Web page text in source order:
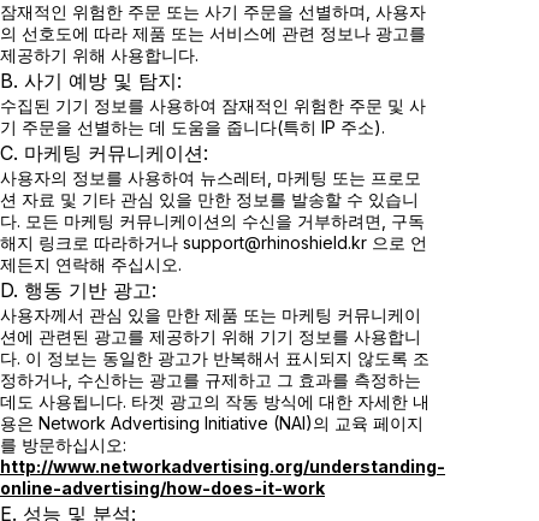
잠재적인 위험한 주문 또는 사기 주문을 선별하며, 사용자
의 선호도에 따라 제품 또는 서비스에 관련 정보나 광고를
제공하기 위해 사용합니다.
B. 사기 예방 및 탐지:
수집된 기기 정보를 사용하여 잠재적인 위험한 주문 및 사
기 주문을 선별하는 데 도움을 줍니다(특히 IP 주소).
C. 마케팅 커뮤니케이션:
사용자의 정보를 사용하여 뉴스레터, 마케팅 또는 프로모
션 자료 및 기타 관심 있을 만한 정보를 발송할 수 있습니
다. 모든 마케팅 커뮤니케이션의 수신을 거부하려면, 구독
해지 링크로 따라하거나 support@rhinoshield.kr 으로 언
제든지 연락해 주십시오.
D. 행동 기반 광고:
사용자께서 관심 있을 만한 제품 또는 마케팅 커뮤니케이
션에 관련된 광고를 제공하기 위해 기기 정보를 사용합니
다. 이 정보는 동일한 광고가 반복해서 표시되지 않도록 조
정하거나, 수신하는 광고를 규제하고 그 효과를 측정하는
데도 사용됩니다. 타겟 광고의 작동 방식에 대한 자세한 내
용은 Network Advertising Initiative (NAI)의 교육 페이지
를 방문하십시오:
http://www.networkadvertising.org/understanding-
online-advertising/how-does-it-work
E. 성능 및 분석: